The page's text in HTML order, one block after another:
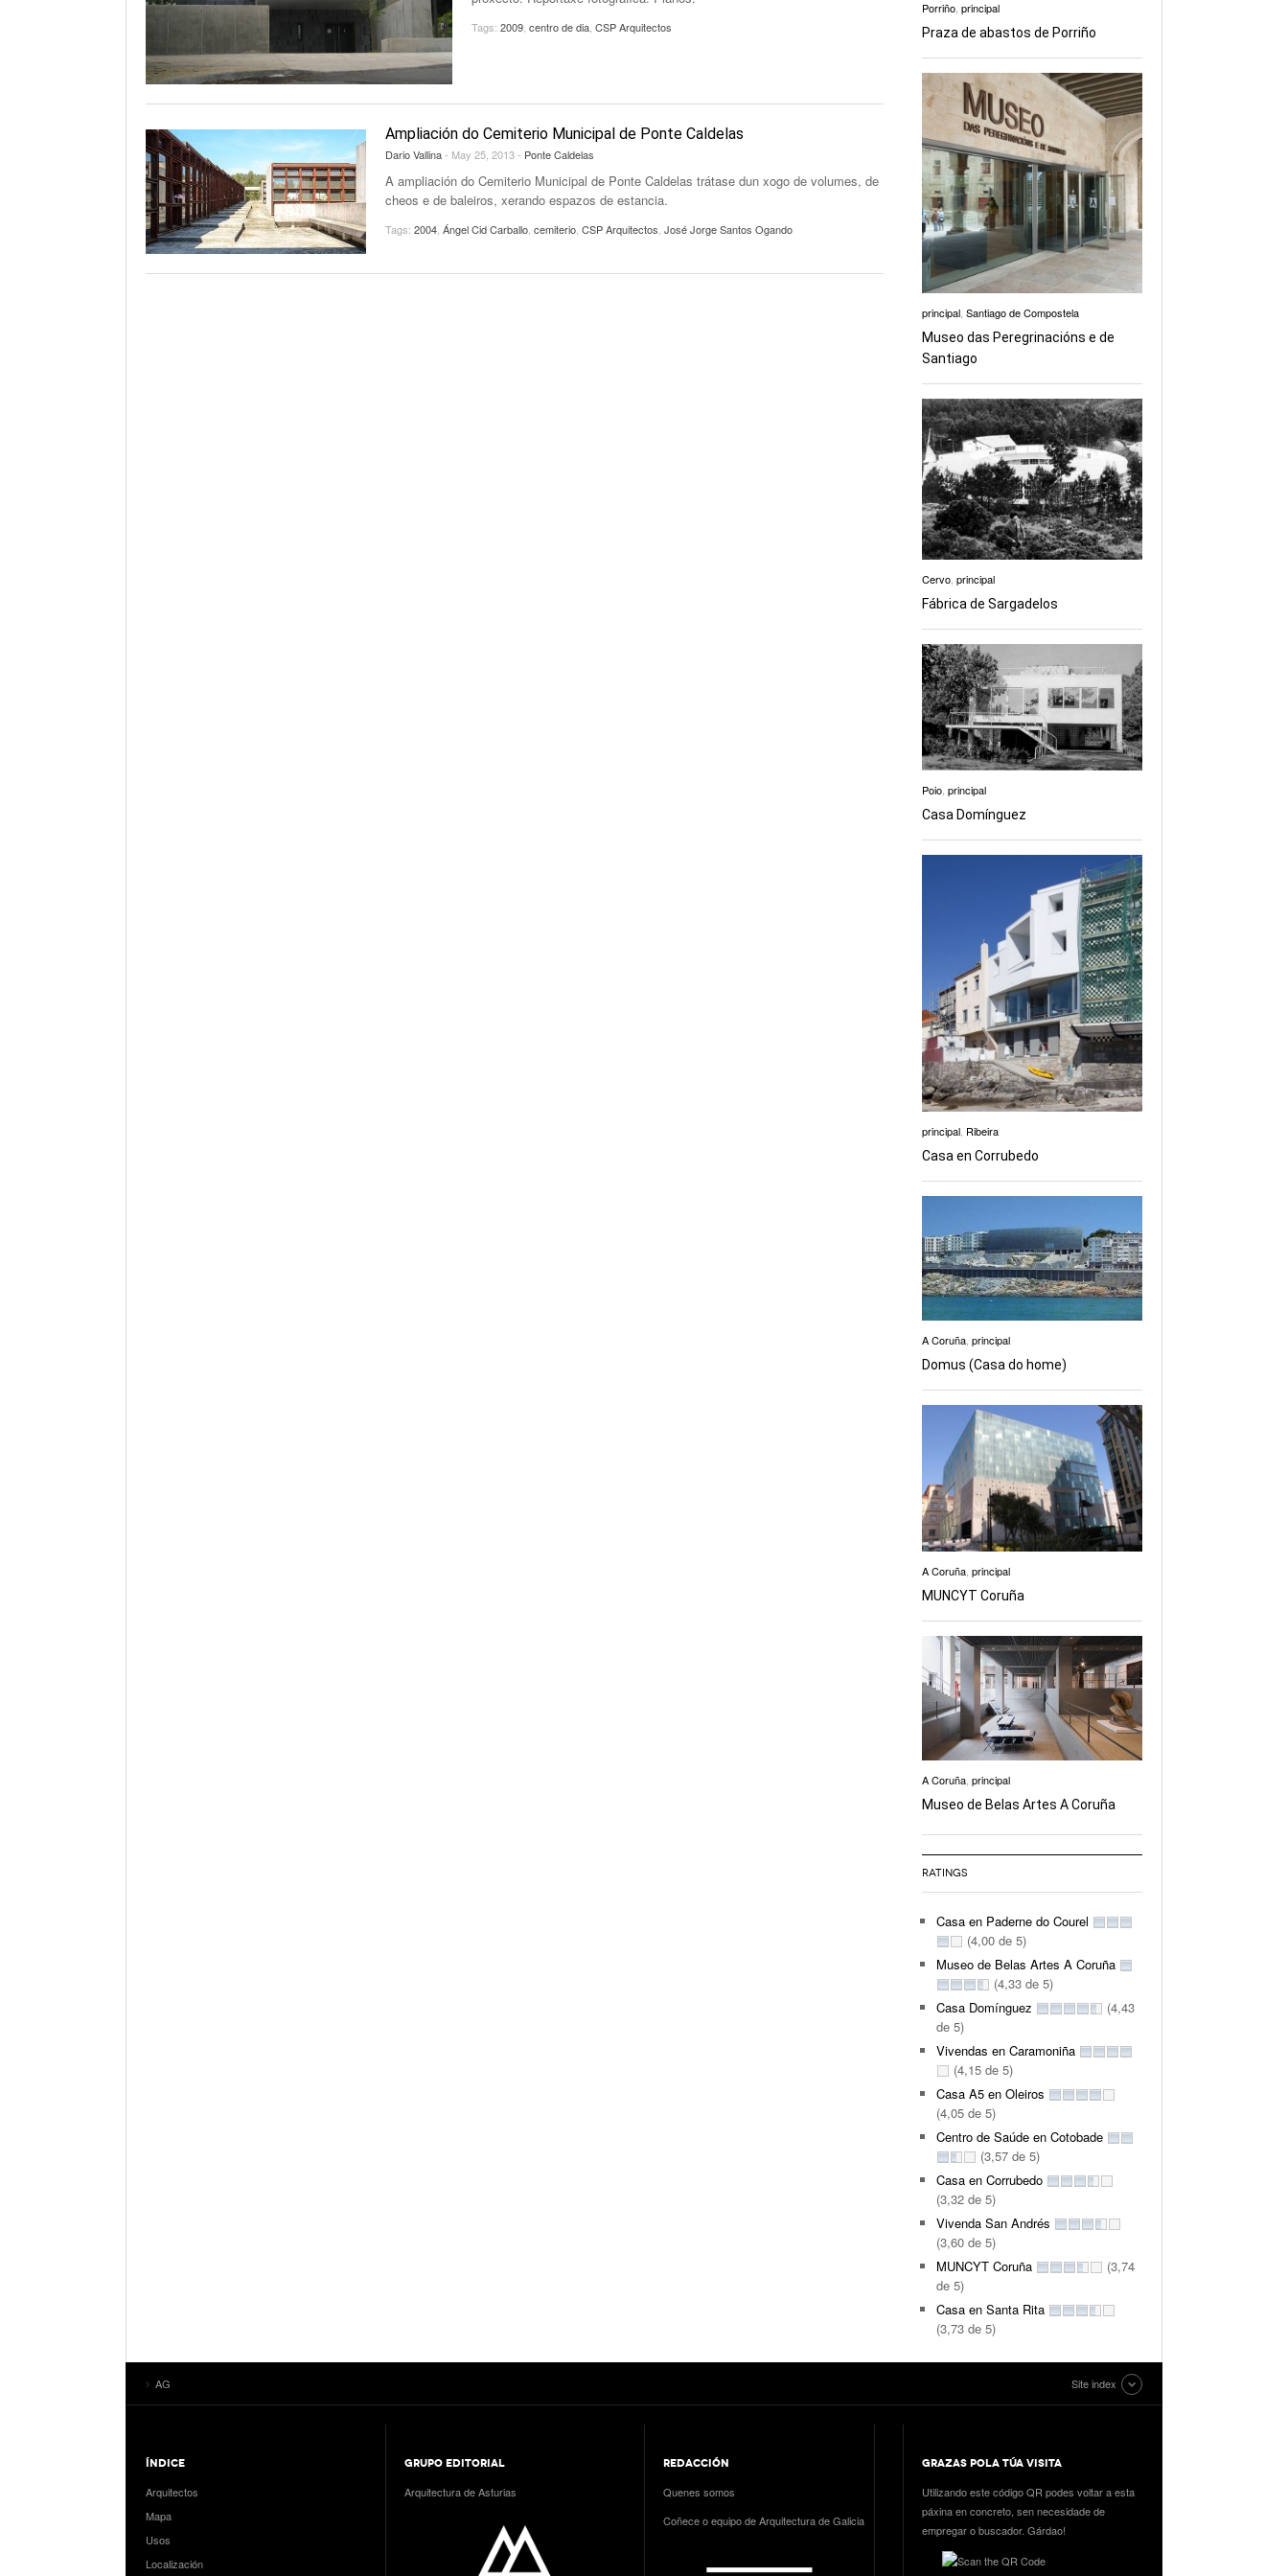
Tags: 2009 centro de dia CSP Arquitectos
Ampliación do Cemiterio Municipal de Ponte Caldelas
Dario Vallina- May 25, 2013 - Ponte Caldelas
A ampliación do Cemiterio Municipal de Ponte Caldelas trátase dun xogo de volumes, de
cheos e de baleiros, xerando espazos de estancia.
Tags: 2004 Ángel Cid Carballo cemiterio CSP Arquitectos José Jorge Santos Ogando
Porriño principal
Praza de abastos de Porriño
principal Santiago de Compostela
Museo das Peregrinacións e de
Santiago
Cervo principal
Fábrica de Sargadelos
Poio principal
Casa Domínguez
principal, Ribeira
Casa en Corrubedo
A Coruña, principal
Domus (Casa do home)
A Coruña principal
MUNCYT Coruña
A Coruña principal
Museo de Belas Artes A Coruña
RATINGS
Casa en Paderne do Courel
(4,00 de 5)
Museo de Belas Artes A Coruña
(4,33 de 5)
Casa Domínguez
(4,43
de 5)
Vivendas en Caramoniña
(4,15 de 5)
Casa A5 en Oleiros
(4,05 de 5)
Centro de Saúde en Cotobade
(3,57 de 5)
Casa en Corrubedo
(3,32 de 5)
Vivenda San Andrés
(3,60 de 5)
MUNCYT Coruña
(3,74
de 5)
Casa en Santa Rita
(3,73 de 5)
AG Site index
ÍNDICE
Arquitectos
Mapa
Usos
Localización
GRUPO EDITORIAL
Arquitectura de Asturias
REDACCIÓN
Quenes somos
Coñece o equipo de Arquitectura de Galicia
GRAZAS POLA TÚA VISITA
Utilizando este código QR podes voltar a esta
páxina en concreto, sen necesidade de
empregar o buscador. Gárdao!